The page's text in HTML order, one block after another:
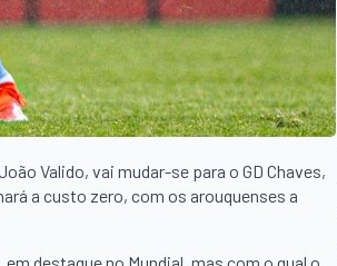
Valido, vai mudar-se para o GD Chaves,
a custo zero, com os arouquenses a